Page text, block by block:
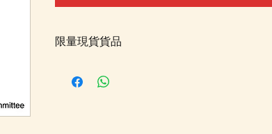
限量現貨貨品
統顯示為"無庫存"或"未能放入購物車時, 可以